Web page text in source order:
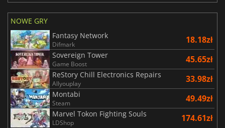
NOWE GRY
Fantasy Network
Difmark 18.18zł
Sovereign Tower
Game Boost 45.65zł
ReStory Chill Electronics Repairs
Allyouplay 33.98zł
Montabi
Steam 49.49zł
Marvel Tokon Fighting Souls
LDShop 174.61zł